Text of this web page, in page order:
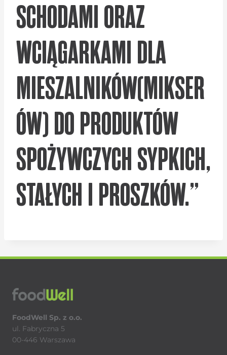
SCHODAMI ORAZ
WCIĄGARKAMI DLA
MIESZALNIKÓW(MIKSER
ÓW) DO PRODUKTÓW
SPOŻYWCZYCH SYPKICH,
STAŁYCH I PROSZKÓW.”
FoodWell Sp. z o.o.
ul. Fabryczna 5
00-446 Warszawa